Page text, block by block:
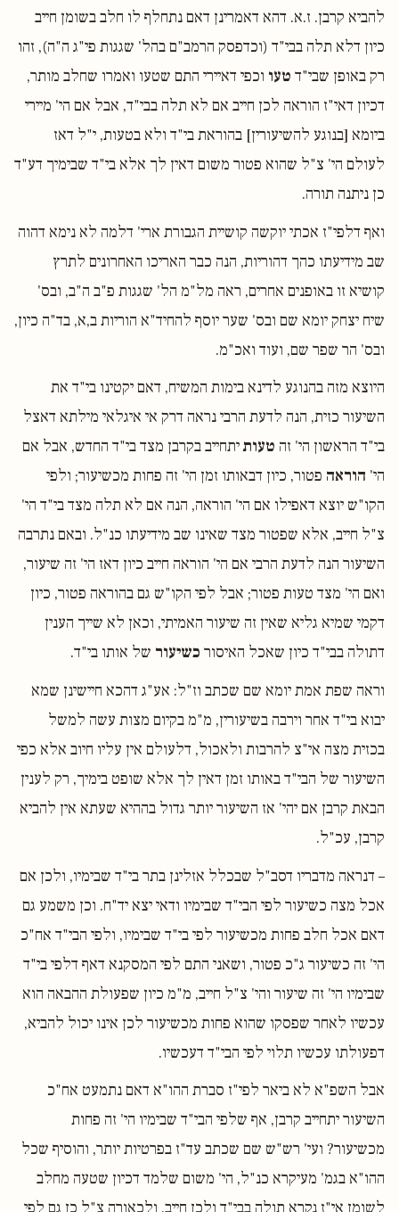
להביא קרבן. ז.א. דהא דאמרינן דאם נתחלף לו חלב בשומן חייב
כיון דלא תלה בבי"ד (וכדפסק הרמב"ם בהל' שגגות פי"ג ה"ה), זהו
רק באופן שבי"ד טעו וכפי דאיירי התם שטעו ואמרו שחלב מותר,
דכיון דאי"ז הוראה לכן חייב אם לא תלה בבי"ד, אבל אם הי' מיירי
ביומא [בנוגע להשיעורין] בהוראת בי"ד ולא בטעות, י"ל דאז
לעולם הי' צ"ל שהוא פטור משום דאין לך אלא בי"ד שבימיך דע"ד
כן ניתנה תורה.
ואף דלפי"ז אכתי יוקשה קושיית הגבורת ארי' דלמה לא נימא דהוה
שב מידיעתו כהך דהוריות, הנה כבר האריכו האחרונים לתרץ
קושיא זו באופנים אחרים, ראה מל"מ הל' שגגות פ"ב ה"ב, ובס'
שיח יצחק יומא שם ובס' שער יוסף להחיד"א הוריות ב,א, בד"ה כיון,
ובס' הר שפר שם, ועוד ואכ"מ.
היוצא מזה בהנוגע לדינא בימות המשיח, דאם יקטינו בי"ד את
השיעור כזית, הנה לדעת הרבי נראה דרק אי איגלאי מילתא דאצל
בי"ד הראשון הי' זה טעותיתחייב בקרבן מצד בי"ד החדש, אבל אם
הי' הוראה פטור, כיון דבאותו זמן הי' זה פחות מכשיעור; ולפי
הקו"ש יוצא דאפילו אם הי' הוראה, הנה אם לא תלה מצד בי"ד הי'
צ"ל חייב, אלא שפטור מצד שאינו שב מידיעתו כנ"ל. ובאם נתרבה
השיעור הנה לדעת הרבי אם הי' הוראה חייב כיון דאז הי' זה שיעור,
ואם הי' מצד טעות פטור; אבל לפי הקו"ש גם בהוראה פטור, כיון
דקמי שמיא גליא שאין זה שיעור האמיתי, וכאן לא שייך הענין
דתולה בבי"ד כיון שאכל האיסור כשיעור של אותו בי"ד.
וראה שפת אמת יומא שם שכתב וז"ל: אע"ג דהכא חיישינן שמא
יבוא בי"ד אחר וירבה בשיעורין, מ"מ בקיום מצות עשה למשל
בכזית מצה אי"צ להרבות ולאכול, דלעולם אין עליו חיוב אלא כפי
השיעור של הבי"ד באותו זמן דאין לך אלא שופט בימיך, רק לענין
הבאת קרבן אם יהי' אז השיעור יותר גדול בההיא שעתא אין להביא
קרבן, עכ"ל.
– דנראה מדבריו דסב"ל שבכלל אזלינן בתר בי"ד שבימיו, ולכן אם
אכל מצה כשיעור לפי הבי"ד שבימיו ודאי יצא יד"ח. וכן משמע גם
דאם אכל חלב פחות מכשיעור לפי בי"ד שבימיו, ולפי הבי"ד אח"כ
הי' זה כשיעור ג"כ פטור, ושאני התם לפי המסקנא דאף דלפי בי"ד
שבימיו הי' זה שיעור והי' צ"ל חייב, מ"מ כיון שפעולת ההבאה הוא
עכשיו לאחר שפסקו שהוא פחות מכשיעור לכן אינו יכול להביא,
דפעולתו עכשיו תלוי לפי הבי"ד דעכשיו.
אבל השפ"א לא ביאר לפי"ז סברת ההו"א דאם נתמעט אח"כ
השיעור יתחייב קרבן, אף שלפי הבי"ד שבימיו הי' זה פחות
מכשיעור? ועי' רש"ש שם שכתב עד"ז בפרטיות יותר, והוסיף שכל
ההו"א בגמ' מעיקרא כנ"ל, הי' משום שלמד דכיון שטעה מחלב